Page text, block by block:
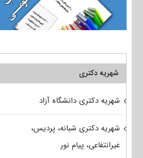
شهریه دکتری
شهریه دکتری دانشگاه آزاد
شهریه دکتری شبانه، پردیس،
غیرانتفاعی، پیام نور